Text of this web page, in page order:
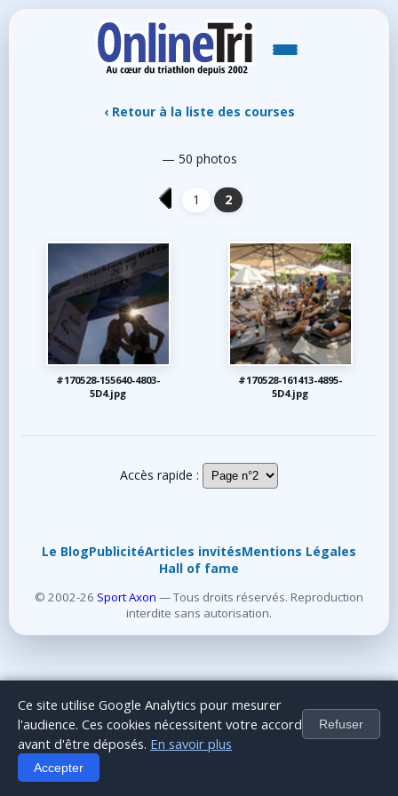
‹ Retour à la liste des courses
— 50 photos
1 2
#170528-155640-4803-
5D4.jpg
#170528-161413-4895-
5D4.jpg
Accès rapide :
Le BlogPublicitéArticles invitésMentions Légales
Hall of fame
© 2002-26 Sport Axon — Tous droits réservés. Reproduction
interdite sans autorisation.
Ce site utilise Google Analytics pour mesurer
l'audience. Ces cookies nécessitent votre accord
avant d'être déposés. En savoir plus
Refuser
Accepter